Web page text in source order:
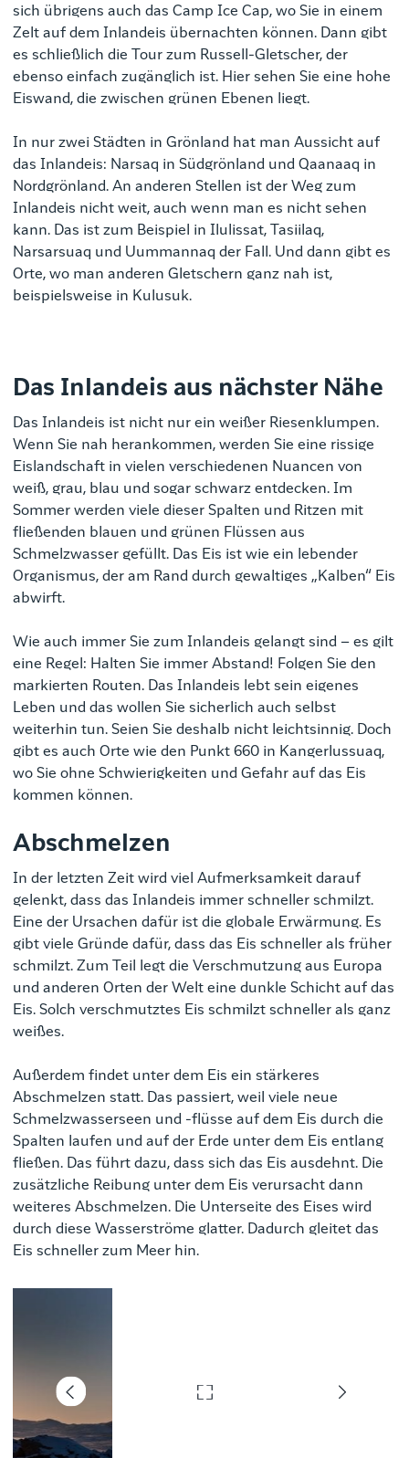
sich übrigens auch das Camp Ice Cap, wo Sie in einem
Zelt auf dem Inlandeis übernachten können. Dann gibt
es schließlich die Tour zum Russell-Gletscher, der
ebenso einfach zugänglich ist. Hier sehen Sie eine hohe
Eiswand, die zwischen grünen Ebenen liegt.
In nur zwei Städten in Grönland hat man Aussicht auf
das Inlandeis: Narsaq in Südgrönland und Qaanaaq in
Nordgrönland. An anderen Stellen ist der Weg zum
Inlandeis nicht weit, auch wenn man es nicht sehen
kann. Das ist zum Beispiel in Ilulissat, Tasiilaq,
Narsarsuaq und Uummannaq der Fall. Und dann gibt es
Orte, wo man anderen Gletschern ganz nah ist,
beispielsweise in Kulusuk.
Das Inlandeis aus nächster Nähe
Das Inlandeis ist nicht nur ein weißer Riesenklumpen.
Wenn Sie nah herankommen, werden Sie eine rissige
Eislandschaft in vielen verschiedenen Nuancen von
weiß, grau, blau und sogar schwarz entdecken. Im
Sommer werden viele dieser Spalten und Ritzen mit
fließenden blauen und grünen Flüssen aus
Schmelzwasser gefüllt. Das Eis ist wie ein lebender
Organismus, der am Rand durch gewaltiges „Kalben“ Eis
abwirft.
Wie auch immer Sie zum Inlandeis gelangt sind – es gilt
eine Regel: Halten Sie immer Abstand! Folgen Sie den
markierten Routen. Das Inlandeis lebt sein eigenes
Leben und das wollen Sie sicherlich auch selbst
weiterhin tun. Seien Sie deshalb nicht leichtsinnig. Doch
gibt es auch Orte wie den Punkt 660 in Kangerlussuaq,
wo Sie ohne Schwierigkeiten und Gefahr auf das Eis
kommen können.
Abschmelzen
In der letzten Zeit wird viel Aufmerksamkeit darauf
gelenkt, dass das Inlandeis immer schneller schmilzt.
Eine der Ursachen dafür ist die globale Erwärmung. Es
gibt viele Gründe dafür, dass das Eis schneller als früher
schmilzt. Zum Teil legt die Verschmutzung aus Europa
und anderen Orten der Welt eine dunkle Schicht auf das
Eis. Solch verschmutztes Eis schmilzt schneller als ganz
weißes.
Außerdem findet unter dem Eis ein stärkeres
Abschmelzen statt. Das passiert, weil viele neue
Schmelzwasserseen und -flüsse auf dem Eis durch die
Spalten laufen und auf der Erde unter dem Eis entlang
fließen. Das führt dazu, dass sich das Eis ausdehnt. Die
zusätzliche Reibung unter dem Eis verursacht dann
weiteres Abschmelzen. Die Unterseite des Eises wird
durch diese Wasserströme glatter. Dadurch gleitet das
Eis schneller zum Meer hin.